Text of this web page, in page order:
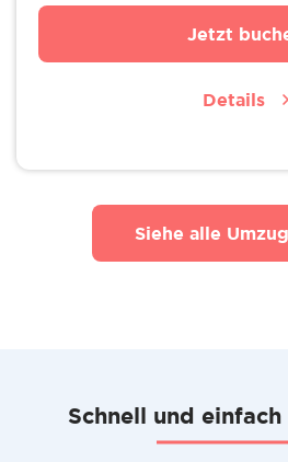
Jetzt
Details
Siehe alle
Schnell und